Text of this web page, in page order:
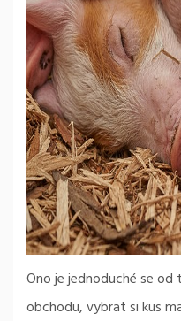
Ono je jednoduché se
obchodu, vybrat si kus